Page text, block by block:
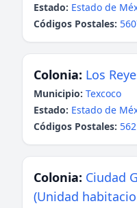
Estado: Estado de
Códigos Postales:
Colonia: Los
Municipio: Texcoco
Estado: Estado de
Códigos Postales:
Colonia: Ciudad
(Unidad